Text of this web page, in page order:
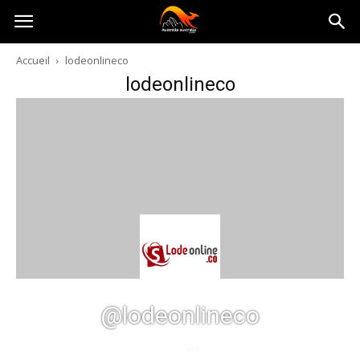
Australia-
australie.com
Accueil lodeonlineco
lodeonlineco
@lodeonlineco